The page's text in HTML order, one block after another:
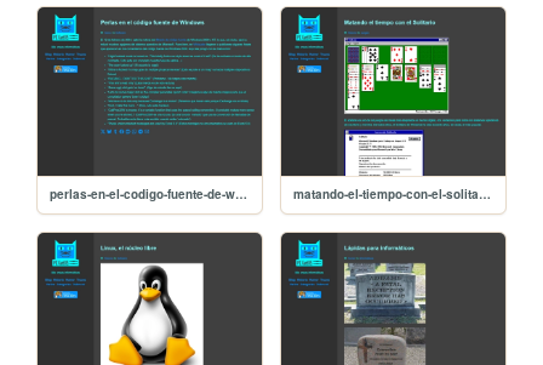
perlas-en-el-codigo-fuente-de-windows matando-el-tiempo-con-el-solitario